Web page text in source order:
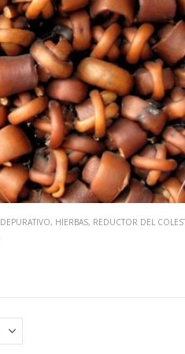
DEPURATIVO, HIERBAS, REDUCTOR DEL